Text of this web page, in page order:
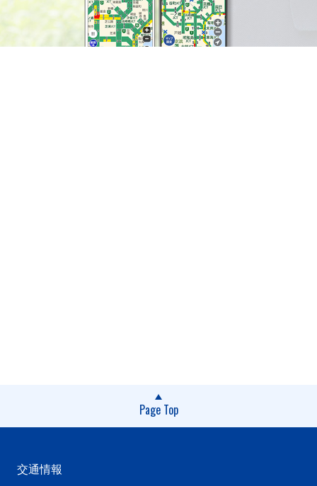
Page Top
交通情報